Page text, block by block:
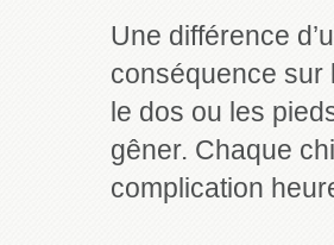
Une différence
conséquence sur
le dos ou les
gêner. Chaque
complication